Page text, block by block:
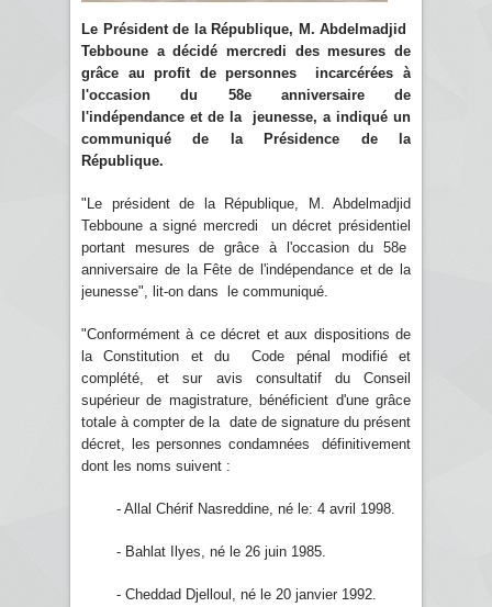
Le Président de la République, M. Abdelmadjid
Tebboune a décidé mercredi des mesures de
grâce au profit de personnes incarcérées à
l'occasion du 58e anniversaire de
l'indépendance et de la jeunesse, a indiqué un
communiqué de la Présidence de la
République.
"Le président de la République, M. Abdelmadjid
Tebboune a signé mercredi un décret présidentiel
portant mesures de grâce à l'occasion du 58e
anniversaire de la Fête de l'indépendance et de la
jeunesse", lit-on dans le communiqué.
"Conformément à ce décret et aux dispositions de
la Constitution et du Code pénal modifié et
complété, et sur avis consultatif du Conseil
supérieur de magistrature, bénéficient d'une grâce
totale à compter de la date de signature du présent
décret, les personnes condamnées définitivement
dont les noms suivent :
- Allal Chérif Nasreddine, né le: 4 avril 1998.
- Bahlat Ilyes, né le 26 juin 1985.
- Cheddad Djelloul, né le 20 janvier 1992.